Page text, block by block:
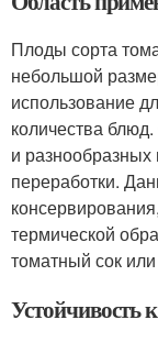
Плоды сорта
небольшой
использование
количества
и разнообразных
переработки.
термической
томатный сок
Устойчивость